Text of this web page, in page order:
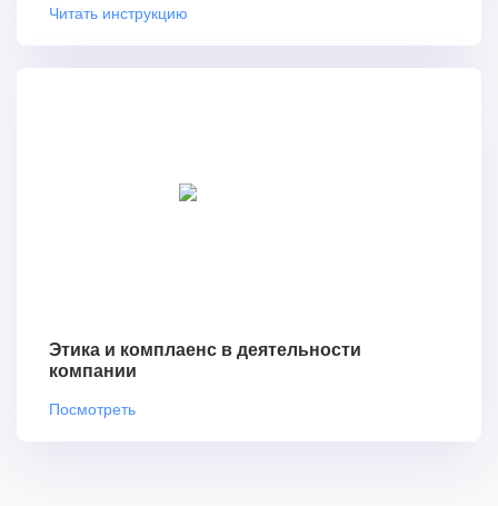
Читать инструкцию
Этика и комплаенс в деятельности
компании
Посмотреть